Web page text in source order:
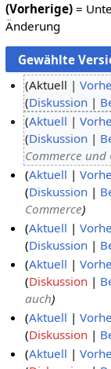
(Vorherige)=
Änderung
8
e
m
e
0
6
Aktuell
Diskussion
K
e
i
n
e
B
e
a
r
b
e
t
u
n
Aktuell
Diskussion
Commerce und
Aktuell
Diskussion
Commerce
2
Aktuell
Diskussion
K
e
i
n
e
B
e
J
Aktuell
Diskussion
auch
Aktuell
Diskussion
KAktuell